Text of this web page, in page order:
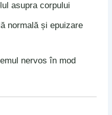
asupra corpului
normală și epuizare
nervos în mod